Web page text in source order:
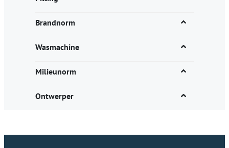
Brandnorm
Wasmachine
Milieunorm
Ontwerper